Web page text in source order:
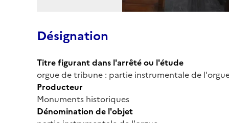
Désignation
Titre figurant dans l'arrêté ou l'étude
orgue de tribune : partie instrumentale de
Producteur
Monuments historiques
Dénomination de l'objet